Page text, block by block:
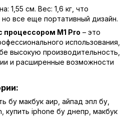
1,55 см. Вес: 1,6 кг, что
все еще портативный дизайн.
процессором M1 Pro – это
использования,
высокую производительность,
и расширенные возможности
бу макбук аир айпад эпл бу
купить iphone бу днепр макбук